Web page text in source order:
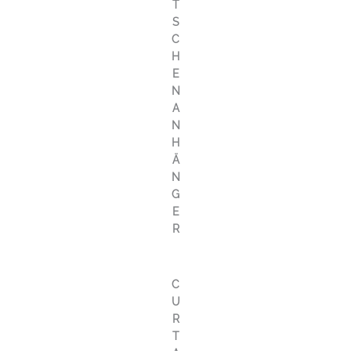
T
S
C
H
E
N
A
N
H
Ä
N
G
E
R
C
U
R
T